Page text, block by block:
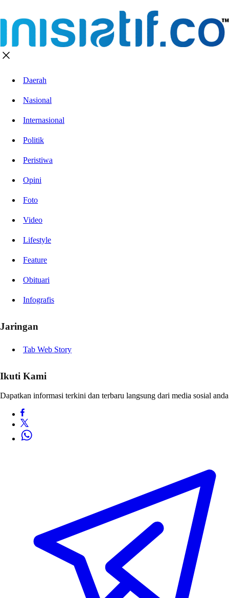
Daerah
Nasional
Internasional
Politik
Peristiwa
Opini
Foto
Video
Lifestyle
Feature
Obituari
Infografis
Jaringan
Tab Web Story
Ikuti Kami
Dapatkan informasi terkini dan terbaru langsung dari media sosial anda